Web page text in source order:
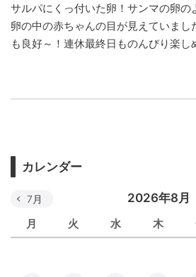
サルパにくっ付いた卵！サンマの卵の
卵の中の赤ちゃんの目が見えていまし
も良好～！連休最終日ものんびり楽し
カレンダー
2026年8月
月 火 水 木
7月